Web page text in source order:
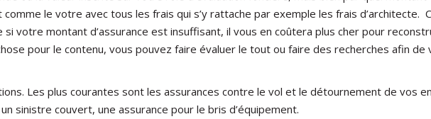
comme le votre avec tous les frais qui s’y rattache par exemple les frais d’architecte.
votre montant d’assurance est insuffisant, il vous en coûtera plus cher pour
pour le contenu, vous pouvez faire évaluer le tout ou faire des recherches afin de
Les plus courantes sont les assurances contre le vol et le détournement de vos
sinistre couvert, une assurance pour le bris d’équipement.